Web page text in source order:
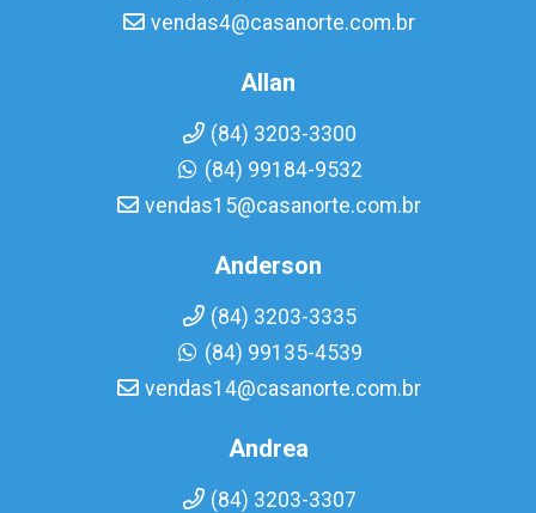
vendas4@casanorte.com.br
Allan
(84) 3203-3300
(84) 99184-9532
vendas15@casanorte.com.br
Anderson
(84) 3203-3335
(84) 99135-4539
vendas14@casanorte.com.br
Andrea
(84) 3203-3307